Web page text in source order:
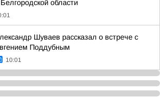
области
Шуваев рассказал о встрече с
Поддубным
10:01